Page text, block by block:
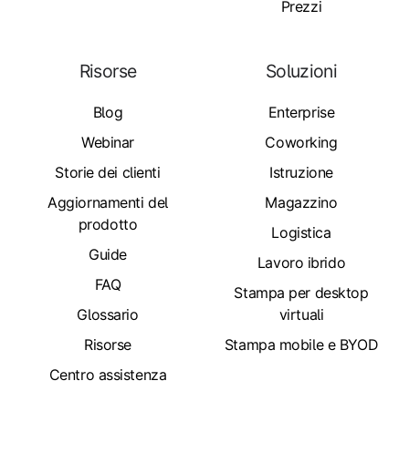
Prezzi
Risorse
Blog
Webinar
Storie dei clienti
Aggiornamenti del
prodotto
Guide
FAQ
Glossario
Risorse
Centro assistenza
Soluzioni
Enterprise
Coworking
Istruzione
Magazzino
Logistica
Lavoro ibrido
Stampa per desktop
virtuali
Stampa mobile e BYOD